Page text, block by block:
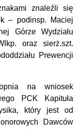
znaleźli się
– podinsp. Maciej
Górze Wydziału
oraz sierż.szt.
Prewencji
na wniosek
PCK Kapituła
który jest od
Dawców